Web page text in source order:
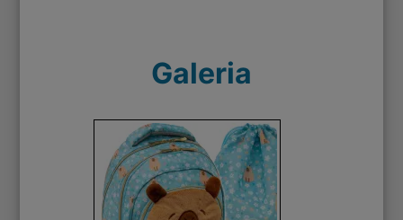
Galeria